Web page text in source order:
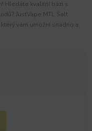
Hledáte kvalitní bázi s
JustVape MTL Salt
vám umožní snadno a